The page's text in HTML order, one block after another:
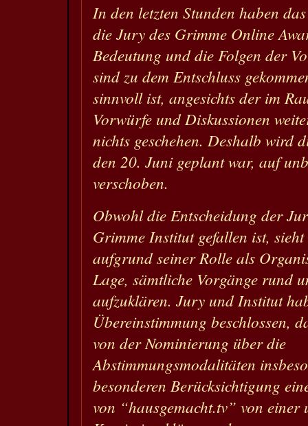
In den letzten Stunden haben
die Jury des Grimme Online
Bedeutung und die Folgen der
sind zu dem Entschluss
sinnvoll ist, angesichts der im
Vorwürfe und Diskussionen
nichts geschehen. Deshalb wird
den 20. Juni geplant war, auf
verschoben.
Obwohl die Entscheidung der
Grimme Institut gefallen ist,
aufgrund seiner Rolle als
Lage, sämtliche Vorgänge rund
aufzuklären. Jury und Institut
Übereinstimmung beschlossen,
von der Nominierung über die
Abstimmungsmodalitäten
besonderen Berücksichtigung
von “hausgemacht.tv” von einer